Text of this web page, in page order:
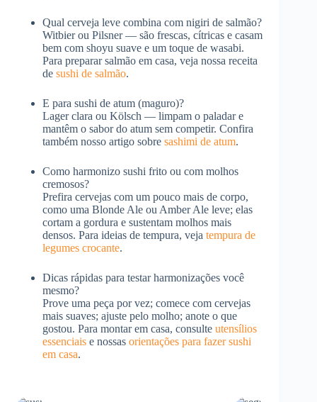
Qual cerveja leve combina com nigiri de salmão?
Witbier ou Pilsner — são frescas, cítricas e casam
bem com shoyu suave e um toque de wasabi.
Para preparar salmão em casa, veja nossa receita
de sushi de salmão.
E para sushi de atum (maguro)?
Lager clara ou Kölsch — limpam o paladar e
mantêm o sabor do atum sem competir. Confira
também nosso artigo sobre sashimi de atum.
Como harmonizo sushi frito ou com molhos
cremosos?
Prefira cervejas com um pouco mais de corpo,
como uma Blonde Ale ou Amber Ale leve; elas
cortam a gordura e sustentam molhos mais
densos. Para ideias de tempura, veja tempura de
legumes crocante.
Dicas rápidas para testar harmonizações você
mesmo?
Prove uma peça por vez; comece com cervejas
mais suaves; ajuste pelo molho; anote o que
gostou. Para montar em casa, consulte utensílios
essenciais e nossas orientações para fazer sushi
em casa.